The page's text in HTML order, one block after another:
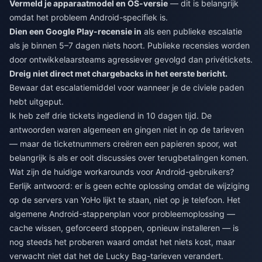
Vermeld je apparaatmodel en OS-versie — dit is belangrijk
omdat het probleem Android-specifiek is.
Dien een Google Play-recensie in als een publieke escalatie
als je binnen 5–7 dagen niets hoort. Publieke recensies worden
door ontwikkelaarsteams agressiever gevolgd dan privétickets.
Dreig niet direct met chargebacks in het eerste bericht.
Bewaar dat escalatiemiddel voor wanneer je de civiele paden
hebt uitgeput.
Ik heb zelf drie tickets ingediend in 10 dagen tijd. De
antwoorden waren algemeen en gingen niet in op de tarieven
— maar de ticketnummers creëren een papieren spoor, wat
belangrijk is als er ooit discussies over terugbetalingen komen.
Wat zijn de huidige workarounds voor Android-gebruikers?
Eerlijk antwoord: er is geen echte oplossing omdat de wijziging
op de servers van YoHo lijkt te staan, niet op je telefoon. Het
algemene Android-stappenplan voor probleemoplossing —
cache wissen, geforceerd stoppen, opnieuw installeren — is
nog steeds het proberen waard omdat het niets kost, maar
verwacht niet dat het de Lucky Bag-tarieven verandert.